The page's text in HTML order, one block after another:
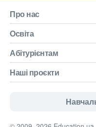
Про нас
Освіта
Абітурієнтам
Наші проєкти